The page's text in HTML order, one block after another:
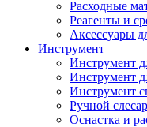
Расходные
Реагенты и
Аксессуары
Инструмент
Инструмент
Инструмент
Инструмент
Ручной
Оснастка и